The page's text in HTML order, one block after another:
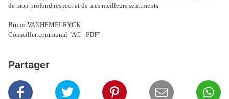
de mon profond respect et de mes meilleurs sentiments.
Bruno VANHEMELRYCK
Conseiller communal "AC - FDF"
Partager